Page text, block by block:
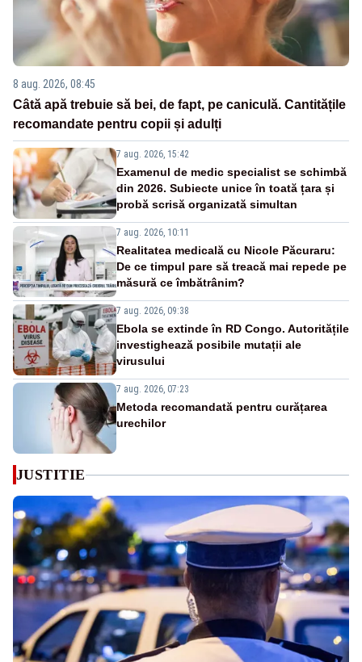
8 aug. 2026, 08:45
Câtă apă trebuie să bei, de fapt, pe caniculă. Cantitățile
recomandate pentru copii și adulți
7 aug. 2026, 15:42
Examenul de medic specialist se schimbă
din 2026. Subiecte unice în toată țara și
probă scrisă organizată simultan
7 aug. 2026, 10:11
Realitatea medicală cu Nicole Păcuraru:
De ce timpul pare să treacă mai repede pe
măsură ce îmbătrânim?
7 aug. 2026, 09:38
Ebola se extinde în RD Congo. Autoritățile
investighează posibile mutații ale
virusului
7 aug. 2026, 07:23
Metoda recomandată pentru curățarea
urechilor
JUSTITIE